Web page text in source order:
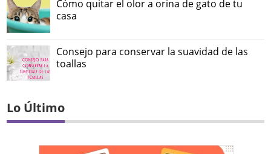
Cómo quitar el olor a orina de gato de tu
casa
Consejo para conservar la suavidad de las
toallas
Lo Último